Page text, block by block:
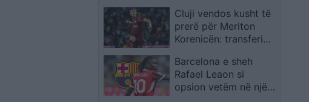
Cluji vendos kusht të
prerë për Meriton
Korenicën: transferimi
euro
Barcelona e sheh
Rafael Leaon si
opsion vetëm në një